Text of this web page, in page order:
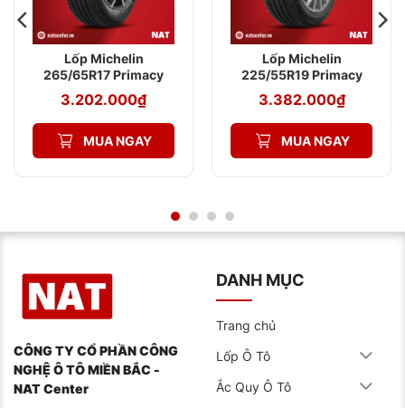
Tham khảo thêm: Lốp Michelin 175/65R15
XM2+
Chính Hãng Tại NAT Center
Lốp Michelin
265/65R17 Primacy
SUV+
3.202.000₫
MUA NGAY
Lốp Michelin
225/55R19 Primacy
SUV+
3.382.000₫
MUA NGAY
CÔNG TY CỔ PHẦN CÔNG
NGHỆ Ô TÔ MIỀN BẮC -
NAT Center
DANH MỤC
Trang chủ
Lốp Ô Tô
Ắc Quy Ô Tô